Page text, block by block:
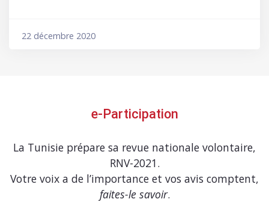
22 décembre 2020
e-Participation
La Tunisie prépare sa revue nationale volontaire,
RNV-2021.
Votre voix a de l’importance et vos avis comptent,
faites-le savoir.